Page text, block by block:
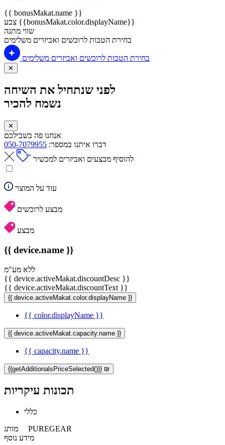
{{ bonusMakat.name }}
צבע {{bonusMakat.color.displayName}}
שווי מתנה
בחירת הטבות לרוכשים ואביזרים משלימים
בחירת הטבות לרוכשים ואביזרים משלימים
✕
לפני שנתחיל את השיחה
נשמח להכיר
✕
אנחנו פה בשבילכם
דברו איתנו במספר: 050-7079955
להוסיף מבצעים ואביזרים למכשיר
עוד על המוצר
מבצע לרוכשים
מבצע
{{ device.name }}
ללא מע"מ
{{ device.activeMakat.discountDesc }}
{{ device.activeMakat.discountText }}
{{ device.activeMakat.color.displayName }}
{{ color.displayName }}
{{ device.activeMakat.capacity.name }}
{{ capacity.name }}
{{getAdditionalsPriceSelected()}} ₪
תכונות עיקריות
כללי
מותג PUREGEAR
מידע נוסף